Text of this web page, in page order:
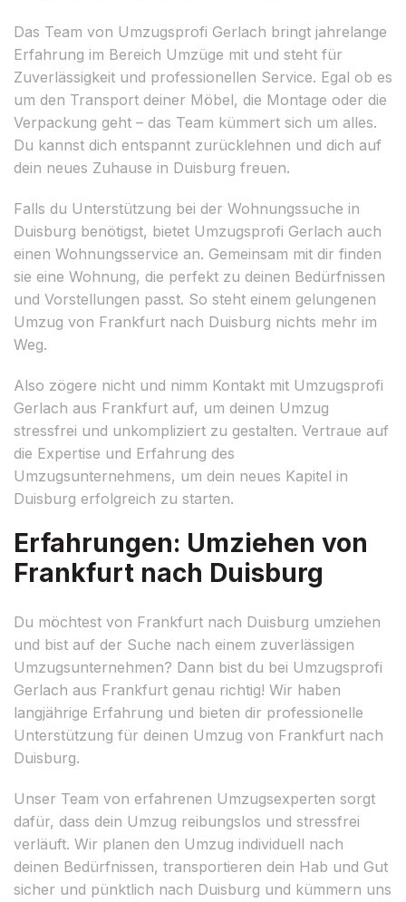
Das Team von Umzugsprofi Gerlach bringt jahrelange
Erfahrung im Bereich Umzüge mit und steht für
Zuverlässigkeit und professionellen Service. Egal ob es
um den Transport deiner Möbel, die Montage oder die
Verpackung geht – das Team kümmert sich um alles.
Du kannst dich entspannt zurücklehnen und dich auf
dein neues Zuhause in Duisburg freuen.
Falls du Unterstützung bei der Wohnungssuche in
Duisburg benötigst, bietet Umzugsprofi Gerlach auch
einen Wohnungsservice an. Gemeinsam mit dir finden
sie eine Wohnung, die perfekt zu deinen Bedürfnissen
und Vorstellungen passt. So steht einem gelungenen
Umzug von Frankfurt nach Duisburg nichts mehr im
Weg.
Also zögere nicht und nimm Kontakt mit Umzugsprofi
Gerlach aus Frankfurt auf, um deinen Umzug
stressfrei und unkompliziert zu gestalten. Vertraue auf
die Expertise und Erfahrung des
Umzugsunternehmens, um dein neues Kapitel in
Duisburg erfolgreich zu starten.
Erfahrungen: Umziehen von
Frankfurt nach Duisburg
Du möchtest von Frankfurt nach Duisburg umziehen
und bist auf der Suche nach einem zuverlässigen
Umzugsunternehmen? Dann bist du bei Umzugsprofi
Gerlach aus Frankfurt genau richtig! Wir haben
langjährige Erfahrung und bieten dir professionelle
Unterstützung für deinen Umzug von Frankfurt nach
Duisburg.
Unser Team von erfahrenen Umzugsexperten sorgt
dafür, dass dein Umzug reibungslos und stressfrei
verläuft. Wir planen den Umzug individuell nach
deinen Bedürfnissen, transportieren dein Hab und Gut
sicher und pünktlich nach Duisburg und kümmern uns